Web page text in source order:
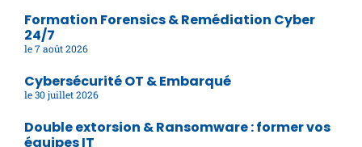
Formation Forensics & Remédiation Cyber
24/7
7 août 2026
Cybersécurité OT & Embarqué
30 juillet 2026
Double extorsion & Ransomware : former vos
équipes IT